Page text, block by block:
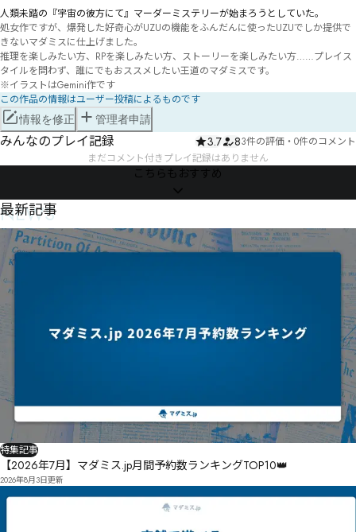
人類未踏の『宇宙の彼方にて』マーダーミステリーが始まろうとしていた。
処女作ですが、爆発した好奇心がUZUの機能をふんだんに使ったUZUでしか提供で
きないマダミスに仕上げました。
推理を楽しみたい方、RPを楽しみたい方、ストーリーを楽しみたい方……プレイス
タイルを問わず、誰にでもおススメしたい王道のマダミスです。
※イラストはGemini作です
この作品の情報はユーザー投稿によるものです
情報を修正 管理者申請
みんなのプレイ記録 3.7 83件の評価 ・ 0件のコメント
まだコメント付きプレイ記録はありません
こちらもおすすめ
NEWS
最新記事
特集記事
【2026年7月】マダミス.jp月間予約数ランキングTOP10👑
2026年8月3日更新